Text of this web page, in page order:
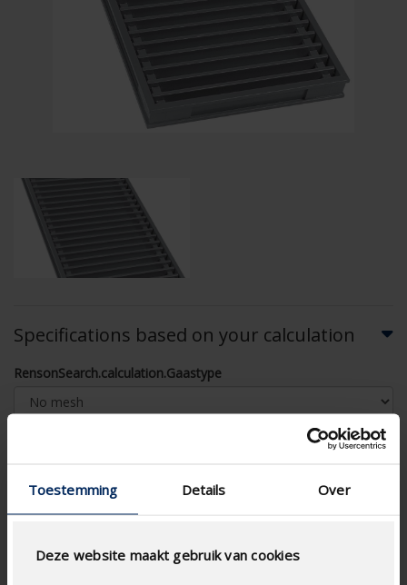
Toestemming Details Over
Deze website maakt gebruik van cookies
Specifications based on your calculation
RensonSearch.calculation.Gaastype
AIRFLOW CALCULATION
Technical Specifications